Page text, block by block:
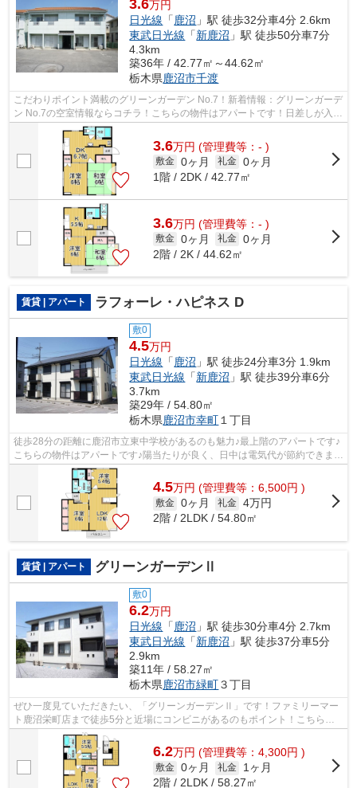
3.6万円
日光線 「 鹿沼 」駅 徒歩32分車4分 2.6km
東武日光線 「新鹿沼 」駅 徒歩50分車7分
4.3km
築36年 / 42.77㎡～44.62㎡
栃木県鹿沼市千渡
こだわりポイント満載のグリーンガーデン No.7！新着情報：グリーンガーデ
ン No.7の空室情報ならコチラ！こちらの物件はアパートです！日差しが入る
物件は毎日を快適に過ごす事ができ...
3.6万円 (管理費等：- )
敷金 0ヶ月 礼金 0ヶ月
1階 / 2DK / 42.77㎡
3.6万円 (管理費等：- )
敷金 0ヶ月 礼金 0ヶ月
2階 / 2K / 44.62㎡
賃貸 | アパート ラフォーレ・ハピネス D
敷0
4.5万円
日光線 「 鹿沼 」駅 徒歩24分車3分 1.9km
東武日光線 「新鹿沼 」駅 徒歩39分車6分
3.7km
築29年 / 54.80㎡
栃木県鹿沼市幸町 １丁目
徒歩28分の距離に鹿沼市立東中学校があるのも魅力♪最上階のアパートです♪
こちらの物件はアパートです♪陽当たりが良く、日中は電気代が節約できます
のでおすすめです♪当社は鹿沼市エリ...
4.5万円 (管理費等：6,500円 )
敷金 0ヶ月 礼金 4万円
2階 / 2LDK / 54.80㎡
賃貸 | アパート グリーンガーデンⅡ
敷0
6.2万円
日光線 「 鹿沼 」駅 徒歩30分車4分 2.7km
東武日光線 「新鹿沼 」駅 徒歩37分車5分
2.9km
築11年 / 58.27㎡
栃木県鹿沼市緑町３丁目
ぜひ一度見ていただきたい、「グリーンガーデンⅡ」です！ファミリーマー
ト鹿沼栄町店まで徒歩5分と近場にコンビニがあるのもポイント！こちらの
物件は陽当り良好です！最上階のアパー...
6.2万円 (管理費等：4,300円 )
敷金 0ヶ月 礼金
1ヶ月
2階 / 2LDK / 58.27㎡